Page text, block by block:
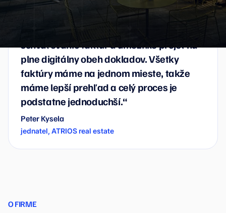
„Wflow nám výrazne zrýchlilo
schvaľovanie faktúr a umožnilo prejsť na
plne digitálny obeh dokladov. Všetky
faktúry máme na jednom mieste, takže
máme lepší prehľad a celý proces je
podstatne jednoduchší.“
Peter Kysela
jednatel, ATRIOS real estate
O FIRME